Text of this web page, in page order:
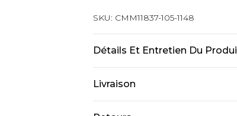
SKU: CMM11837-105-1148
Détails Et Entretien Du
Livraison
Livraison standard France